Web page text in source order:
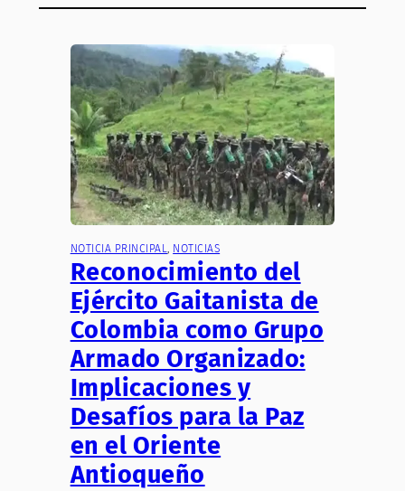
NOTICIA PRINCIPAL, NOTICIAS
Reconocimiento del
Ejército Gaitanista de
Colombia como Grupo
Armado Organizado:
Implicaciones y
Desafíos para la Paz
en el Oriente
Antioqueño